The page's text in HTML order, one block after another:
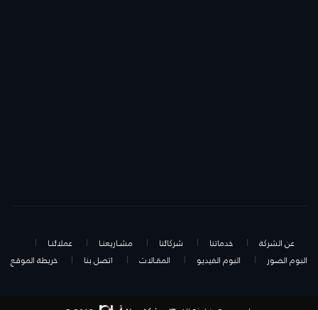
عن الشركة خدماتنا شركائنا مشـاريعنـا
عملائنـا
البوم الصور
البوم الفيديو المقـالات اتصل بنا خريطة الموقع